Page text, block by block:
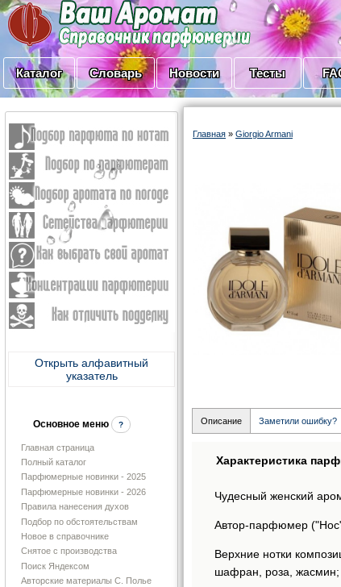
Каталог Словарь Новости Тесты
Открыть алфавитный
указатель
Основное меню ?
Главная страница
Полный каталог
Парфюмерные новинки - 2025
Парфюмерные новинки - 2026
Правила нанесения духов
Подбор по обстоятельствам
Новое в справочнике
Снятое с производства
Поиск Яндексом
Авторские материалы С. Полье
Главная » Giorgio Armani
Описание Заметили ошибку?
Характеристика
Чудесный женский
Автор-парфюмер
Верхние нотки
шафран, роза, жасмин;